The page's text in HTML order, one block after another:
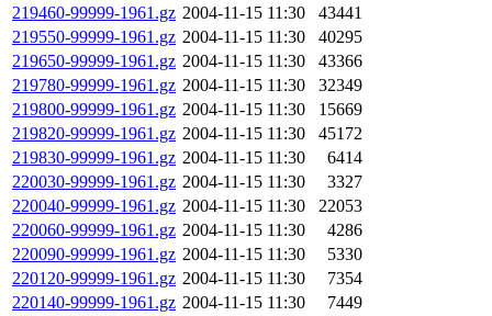
219460-99999-1961.gz 2004-11-15 11:30
43441
219550-99999-1961.gz 2004-11-15 11:30
40295
219650-99999-1961.gz 2004-11-15 11:30
43366
219780-99999-1961.gz 2004-11-15 11:30
32349
219800-99999-1961.gz 2004-11-15 11:30
15669
219820-99999-1961.gz 2004-11-15 11:30
45172
219830-99999-1961.gz 2004-11-15 11:30
6414
220030-99999-1961.gz 2004-11-15 11:30
3327
220040-99999-1961.gz 2004-11-15 11:30
22053
220060-99999-1961.gz 2004-11-15 11:30
4286
220090-99999-1961.gz 2004-11-15 11:30
5330
220120-99999-1961.gz 2004-11-15 11:30
7354
220140-99999-1961.gz 2004-11-15 11:30
7449